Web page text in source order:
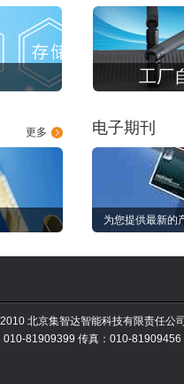
工厂
更多 电子期刊
为您提供最新的
北京集智达智能科技有限责任公
010-81909399 传真：010-